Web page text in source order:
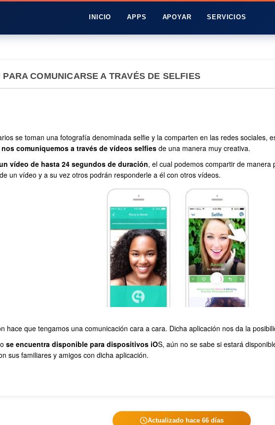
INICIO APPS APOYAR SERVICIOS
COMUNICARSE A TRAVÉS DE SELFIES
se toman una fotografía denominada selfie y la comparten en las redes sociales,
nos comuniquemos a través de vídeos selfies de una manera muy creativa.
vídeo de hasta 24 segundos de duración, el cual podemos compartir de
un vídeo y a su vez otros podrán responderle a él con otros vídeos.
hace que tengamos una comunicación cara a cara. Dicha aplicación nos da la
se encuentra disponible para dispositivos iOS, aún no se sabe si estará
sus familiares y amigos con dicha aplicación.
Actualizado hace 66 días